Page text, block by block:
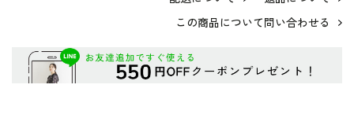
この商品について問い合わせる